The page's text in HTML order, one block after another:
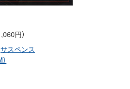
円）
サスペンス